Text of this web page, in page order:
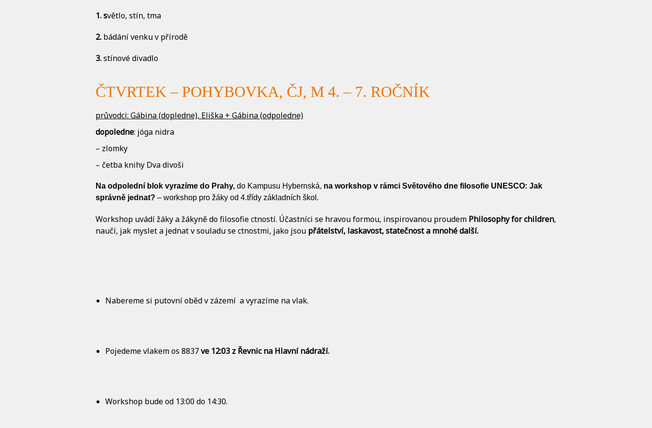
1. světlo, stín, tma
2. ⁠ bádání venku v přírodě
3. ⁠stínové divadlo
ČTVRTEK – POHYBOVKA, ČJ, M 4. – 7. ROČNÍK
průvodci: Gábina (dopledne), Eliška + Gábina (odpoledne)
dopoledne: jóga nidra
– zlomky
– četba knihy Dva divoši
Na odpolední blok vyrazíme do Prahy,do Kampusu Hybernská, na workshop v rámci Světového dne filosofie UNESCO: Jak
správně jednat? – workshop pro žáky od 4.třídy základních škol.
Workshop uvádí žáky a žákyně do filosofie ctností. Účastníci se hravou formou, inspirovanou proudem Philosophy for children,
naučí, jak myslet a jednat v souladu se ctnostmi, jako jsoupřátelství, laskavost, statečnost a mnohé další.
Nabereme si putovní oběd v zázemí a vyrazíme na vlak.
Pojedeme vlakem os 8837ve 12:03 z Řevnic na Hlavní nádraží.
Workshop bude od 13:00 do 14:30.